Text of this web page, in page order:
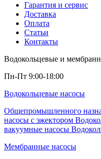
Гарантия и сервис
Доставка
Оплата
Статьи
Контакты
Водокольцевые и
Пн-Пт 9:00-18:00
Водокольцевые насосы
Общепромышленного
насосы с эжектором
вакуумные насосы
Мембранные насосы